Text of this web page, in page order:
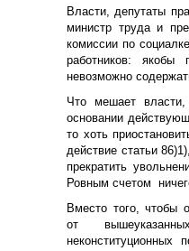
Власти, депутаты
министр труда и
комиссии по
работников: якобы
невозможно
Что мешает
основании
то хоть
действие статьи
прекратить
Ровным счетом
Вместо того, чтобы
от
неконституционных